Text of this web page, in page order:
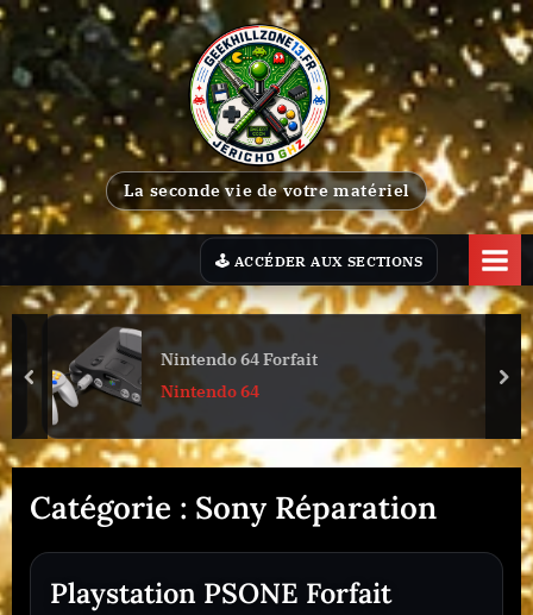
Skip
content
G
e
k
H
l
Z
n
e
1
La seconde vie de votre matériel
Nintendo 64 Forfait
Nintendo 64
prev
Catégorie : Sony Réparation
Playstation PSONE Forfait